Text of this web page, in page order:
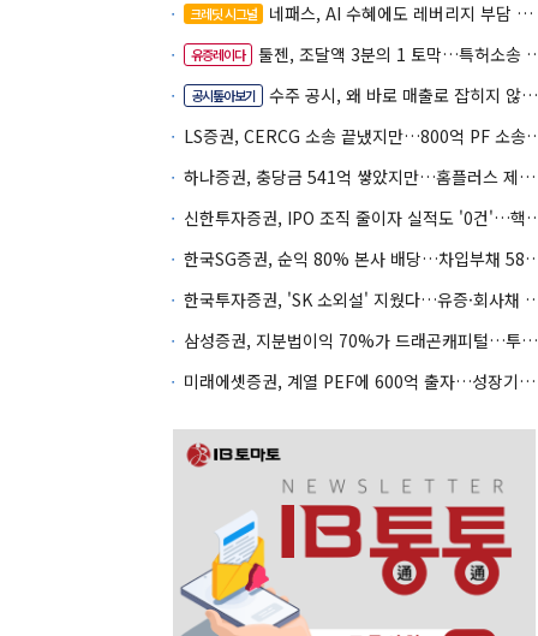
크레딧 시그널 네패스, AI 수혜에도 레버리지 부담 여전
유증레이다 툴젠, 조달액 3분의 1 토막…특허소송 비용부터 챙긴다
공시톺아보기
수주 공시, 왜 바로 매출로 잡히지 않을까
LS증권, CERCG 소송 끝
하나증권, 충당금 541억 쌓았지만…홈플러스 제재는 추가 비용 불씨
신한투자증권, IPO 조직 줄
한국SG증권, 순익 80% 본사
한국투자증권, 'SK 소외설' 지웠
삼성증권, 지분법이익 70%가 드래곤캐피털…투자 편중 심화
미래에셋증권, 계열 PEF에 600억 출자…성장기업 투자 '잰걸음'